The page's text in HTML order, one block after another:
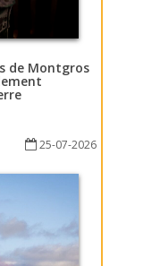
de Montgros
25-07-2026